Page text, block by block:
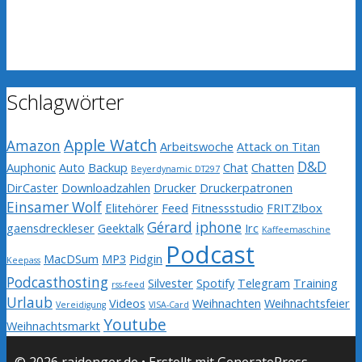
Schlagwörter
Amazon Apple Watch Arbeitswoche Attack on Titan
Auphonic Auto Backup Beyerdynamic DT297 Chat Chatten D&D
DirCaster Downloadzahlen Drucker Druckerpatronen
Einsamer Wolf Elitehörer Feed Fitnessstudio FRITZ!box
gaensdreckleser Geektalk Gérard iphone Irc Kaffeemaschine
Keepass MacDSum MP3 Pidgin Podcast
Podcasthosting rss-feed Silvester Spotify Telegram Training
Urlaub Vereidigung Videos VISA-Card Weihnachten Weihnachtsfeier
Weihnachtsmarkt Youtube